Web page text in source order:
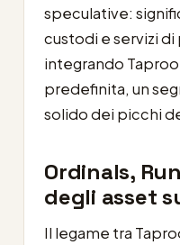
speculative:
custodi e servizi
integrando
predefinita, un
solido dei picchi
Ordinals,
degli asset
Il legame tra